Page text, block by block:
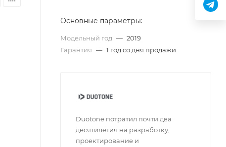
Основные параметры:
Модельный год — 2019
Гарантия — 1 год со дня продажи
Duotone потратил почти два
десятилетия на разработку,
проектирование и